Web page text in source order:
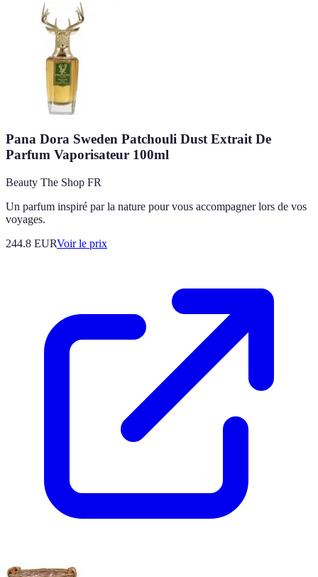
Pana Dora Sweden Patchouli Dust Extrait De
Parfum Vaporisateur 100ml
Beauty The Shop FR
Un parfum inspiré par la nature pour vous accompagner lors de vos
voyages.
244.8 EURVoir le prix